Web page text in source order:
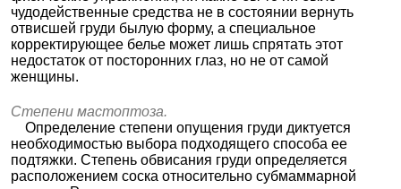
чудодейственные средства не в состоянии вернуть
отвисшей груди былую форму, а специальное
корректирующее белье может лишь спрятать этот
недостаток от посторонних глаз, но не от самой
женщины.
Степени мастоптоза.
Определение степени опущения груди диктуется
необходимостью выбора подходящего способа ее
подтяжки. Степень обвисания груди определяется
расположением соска относительно субмаммарной